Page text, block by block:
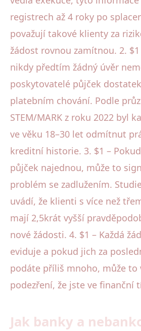
registrech až 4 roky po
považují takové klienty za
žádost rovnou zamítnou. 2.
nikdy předtím žádný úvěr
poskytovatelé půjček
platebním chování. Podle
STEM/MARK z roku 2022 byl
ve věku 18–30 let odmítnut
kreditní historie. 3. $1 –
půjček najednou, může to
problém se zadlužením.
uvádí, že klienti s více než
mají 2,5krát vyšší
nové žádosti. 4. $1 – Každá
eviduje a pokud jich za
podáte příliš mnoho, může to
podezření, že jste ve finanční
Jak banky a